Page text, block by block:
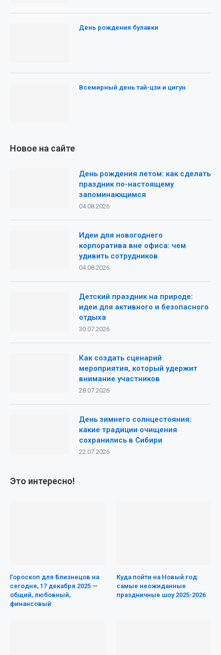
Новое на сайте
День рождения летом: как сделать
праздник по-настоящему
запоминающимся
04.08.2026
Идеи для новогоднего
корпоратива вне офиса: чем
удивить сотрудников
04.08.2026
Детский праздник на природе:
идеи для активного и безопасного
отдыха
30.07.2026
Как создать сценарий
мероприятия, который удержит
внимание участников
28.07.2026
День зимнего солнцестояния:
какие традиции очищения
сохранились в Сибири
22.07.2026
Это интересно!
Гороскоп для Близнецов на
сегодня, 17 декабря 2025 —
общий, любовный,
финансовый
Куда пойти на Новый год:
самые неожиданные
праздничные шоу 2025-2026
День рождения булавки
Всемирный день тай-цзи и цигун